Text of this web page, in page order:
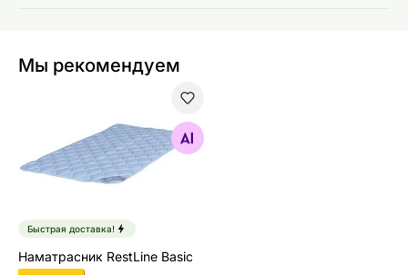
Мы рекомендуем
Найдите похожие
Быстрая доставка!
Наматрасник RestLine Basic